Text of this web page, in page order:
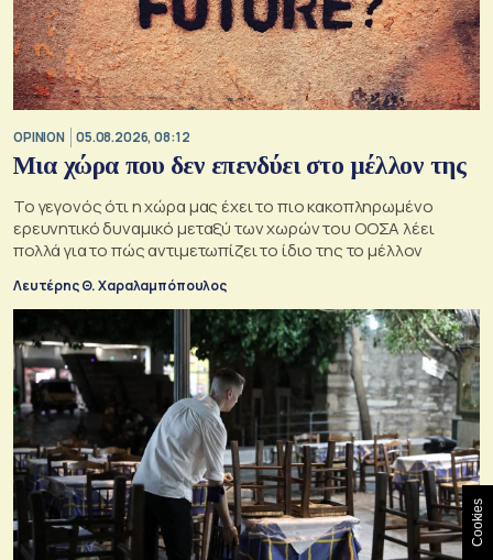
OPINION 05.08.2026, 08:12
Μια χώρα που δεν επενδύει στο μέλλον της
Το γεγονός ότι η χώρα μας έχει το πιο κακοπληρωμένο
ερευνητικό δυναμικό μεταξύ των χωρών του ΟΟΣΑ λέει
πολλά για το πώς αντιμετωπίζει το ίδιο της το μέλλον
Λευτέρης Θ. Χαραλαμπόπουλος
Cookies